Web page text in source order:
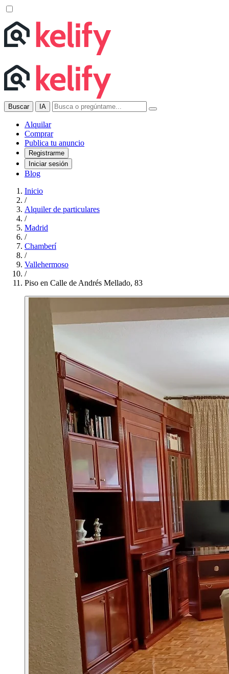
Buscar IA
Alquilar
Comprar
Publica tu anuncio
Registrarme
Iniciar sesión
Blog
Inicio
/
Alquiler de particulares
/
Madrid
/
Chamberí
/
Vallehermoso
/
Piso en Calle de Andrés Mellado, 83